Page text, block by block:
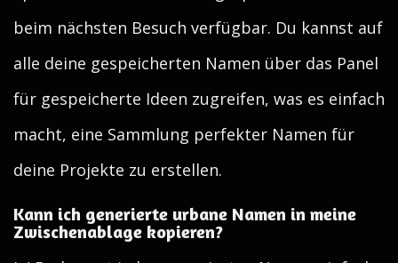
beim nächsten Besuch verfügbar. Du kannst auf
alle deine gespeicherten Namen über das Panel
für gespeicherte Ideen zugreifen, was es einfach
macht, eine Sammlung perfekter Namen für
deine Projekte zu erstellen.
Kann ich generierte urbane Namen in meine
Zwischenablage kopieren?